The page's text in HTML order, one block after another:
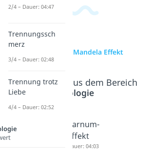
zur Videoseite: Mandela Effekt
Beliebte Inhalte aus dem Bereich
Psychologie
FOMO
Barnum-
Effekt
Dauer: 04:03
2/4 – Dauer: 04:47
Trennungssch
merz
3/4 – Dauer: 02:48
Trennung trotz
Liebe
4/4 – Dauer: 02:52